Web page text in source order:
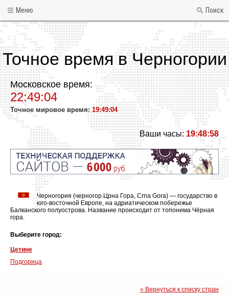
Меню Поиск
Точное время в Черногории
Московское время:
22:49:04
Точное мировое время: 19:49:04
Ваши часы: 19:48:58
Черногория (черногор.Црна Гора, Crna Gora) — государство в
юго-восточной Европе, на адриатическом побережье
Балканского полуострова. Название происходит от топонима Чёрная
гора.
Выберите город:
Цетине
Подгорица
« Вернуться к списку стран